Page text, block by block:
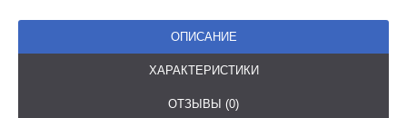
ОПИСАНИЕ
ХАРАКТЕРИСТИКИ
ОТЗЫВЫ (0)